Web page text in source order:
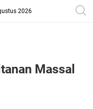
2026
Massal